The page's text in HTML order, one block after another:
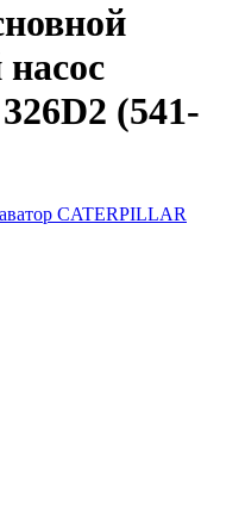
(541-